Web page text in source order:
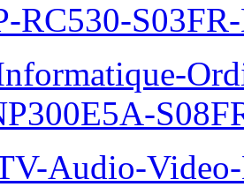
RC530-
Audio-